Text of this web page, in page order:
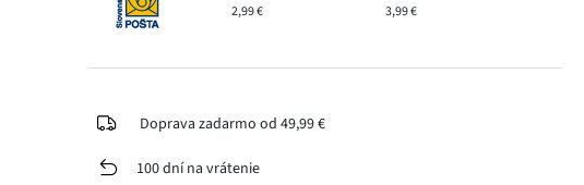
2,99 € 3,99 €
Doprava zadarmo od 49,99 €
100 dní na vrátenie